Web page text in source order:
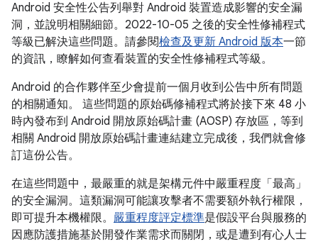
Android 安全性公告列舉對 Android 裝置造成影響的安全漏
洞，並說明相關細節。2022-10-05 之後的安全性修補程式
等級已解決這些問題。請參閱檢查及更新 Android 版本一節
的資訊，瞭解如何查看裝置的安全性修補程式等級。
Android 的合作夥伴至少會提前一個月收到公告中所有問題
的相關通知。 這些問題的原始碼修補程式將於接下來 48 小
時內發布到 Android 開放原始碼計畫 (AOSP) 存放區，等到
相關 Android 開放原始碼計畫連結建立完成後，我們就會修
訂這份公告。
在這些問題中，最嚴重的就是架構元件中嚴重程度「最高」
的安全漏洞。這類漏洞可能讓攻擊者不需要額外執行權限，
即可提升本機權限。 嚴重程度評定標準是假設平台與服務的
因應防護措施基於開發作業需求而關閉，或是遭到有心人士